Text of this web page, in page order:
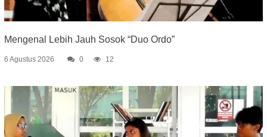
Mengenal Lebih Jauh Sosok “Duo Ordo”
6 Agustus 2026 0 12